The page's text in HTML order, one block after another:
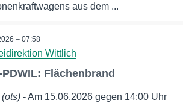
aus dem ...
– 07:58
Wittlich
PDWIL: Flächenbrand
- Am 15.06.2026 gegen 14:00 Uhr